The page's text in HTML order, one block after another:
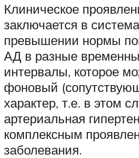
Клиническое
заключается в
превышении нормы
АД в разные
интервалы, которое
фоновый
характер, т.е. в этом
артериальная
комплексным
заболевания.